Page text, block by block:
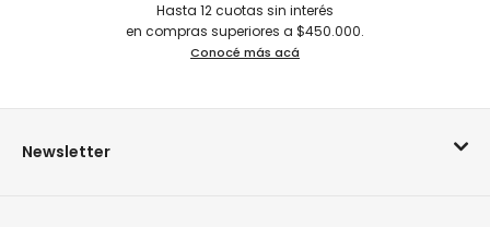
Hasta 12 cuotas sin interés
en compras superiores a $450.000.
Conocé más acá
Newsletter